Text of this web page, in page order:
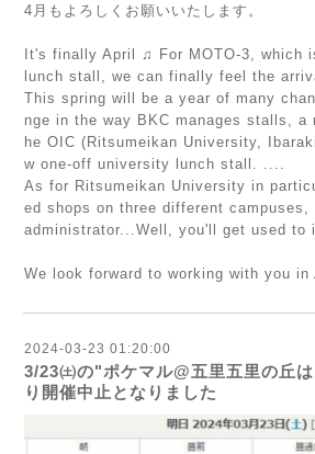
4月もよろしくお願いいたします。
It's finally April ♫ For MOTO-3, which
lunch stall, we can finally feel the
This spring will be a year of many
nge in the way BKC manages stalls, a
he OIC (Ritsumeikan University,
w one-off university lunch stall. ....
As for Ritsumeikan University in
ed shops on three different
administrator...Well, you'll get used to
We look forward to working with you in
2024-03-23 01:20:00
3/23㈯の"ポケマル@五里五里の丘
り開催中止となりました